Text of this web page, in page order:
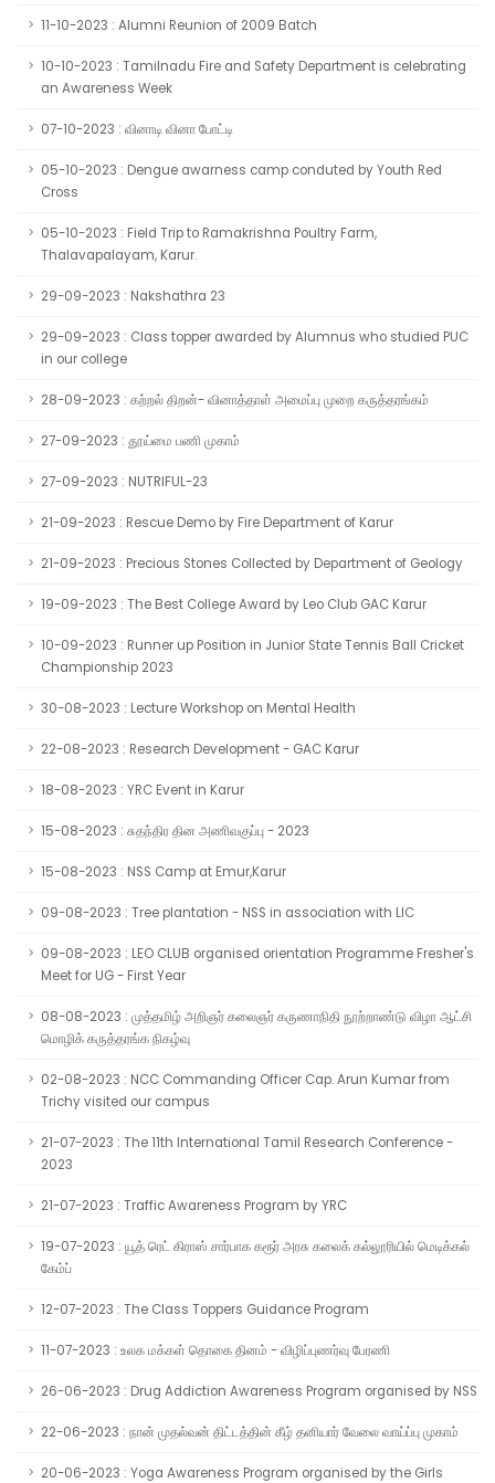
11-10-2023 : Alumni Reunion of 2009 Batch
10-10-2023 : Tamilnadu Fire and Safety Department is celebrating
an Awareness Week
07-10-2023 : வினாடி வினா போட்டி
05-10-2023 : Dengue awarness camp conduted by Youth Red
Cross
05-10-2023 : Field Trip to Ramakrishna Poultry Farm,
Thalavapalayam, Karur.
29-09-2023 : Nakshathra 23
29-09-2023 : Class topper awarded by Alumnus who studied PUC
in our college
28-09-2023 : கற்றல் திறன்- வினாத்தாள் அமைப்பு முறை கருத்தரங்கம்
27-09-2023 : தூய்மை பணி முகாம்
27-09-2023 : NUTRIFUL-23
21-09-2023 : Rescue Demo by Fire Department of Karur
21-09-2023 : Precious Stones Collected by Department of Geology
19-09-2023 : The Best College Award by Leo Club GAC Karur
10-09-2023 : Runner up Position in Junior State Tennis Ball Cricket
Championship 2023
30-08-2023 : Lecture Workshop on Mental Health
22-08-2023 : Research Development - GAC Karur
18-08-2023 : YRC Event in Karur
15-08-2023 : சுதந்திர தின அணிவகுப்பு - 2023
15-08-2023 : NSS Camp at Emur,Karur
09-08-2023 : Tree plantation - NSS in association with LIC
09-08-2023 : LEO CLUB organised orientation Programme Fresher's
Meet for UG - First Year
08-08-2023 : முத்தமிழ் அறிஞர் கலைஞர் கருணாநிதி நூற்றாண்டு விழா ஆட்சி
மொழிக் கருத்தரங்க நிகழ்வு
02-08-2023 : NCC Commanding Officer Cap. Arun Kumar from
Trichy visited our campus
21-07-2023 : The 11th International Tamil Research Conference -
2023
21-07-2023 : Traffic Awareness Program by YRC
19-07-2023 : யூத் ரெட் கிராஸ் சார்பாக கரூர் அரசு கலைக் கல்லூரியில் மெடிக்கல்
கேம்ப்
12-07-2023 : The Class Toppers Guidance Program
11-07-2023 : உலக மக்கள் தொகை தினம் - விழிப்புணர்வு பேரணி
26-06-2023 : Drug Addiction Awareness Program organised by NSS
22-06-2023 : நான் முதல்வன் திட்டத்தின் கீழ் தனியார் வேலை வாய்ப்பு முகாம்
20-06-2023 : Yoga Awareness Program organised by the Girls